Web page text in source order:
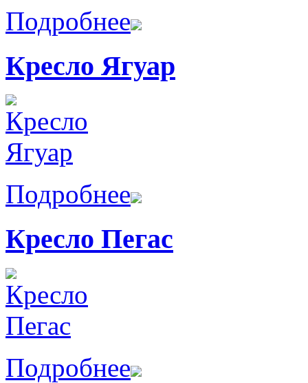
Подробнее
Кресло Ягуар
Подробнее
Кресло Пегас
Подробнее